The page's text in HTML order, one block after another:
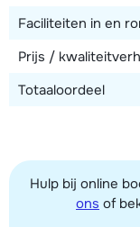
Toon alle
Faciliteiten in en
Prijs /
Totaaloordeel
Hulp bij online
ons of